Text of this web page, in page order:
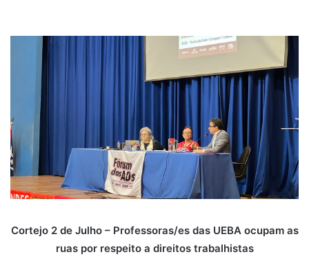
Cortejo 2 de Julho – Professoras/es das UEBA ocupam as
ruas por respeito a direitos trabalhistas